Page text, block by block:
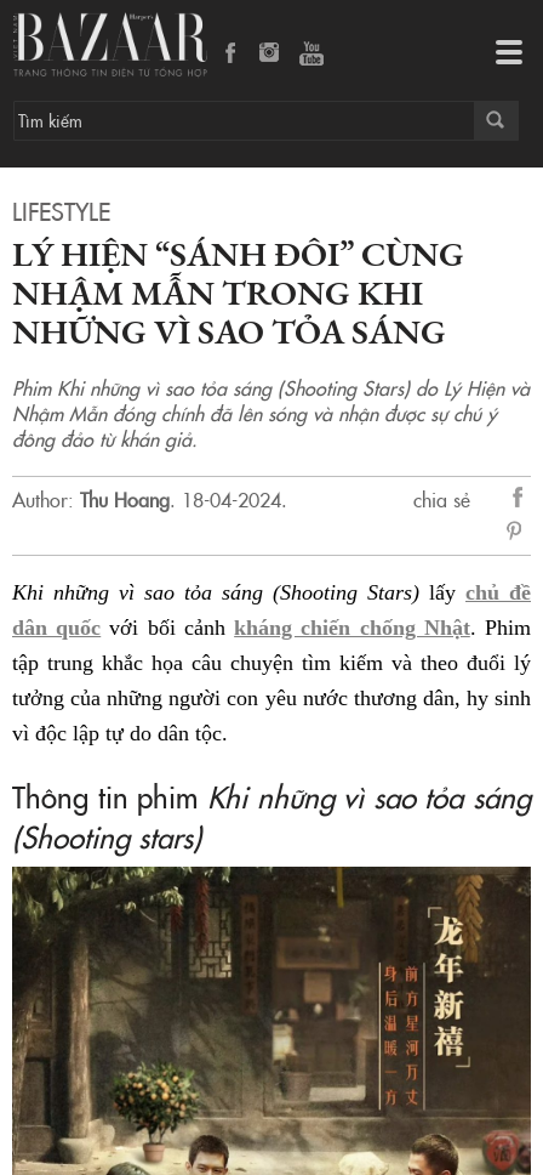
LIFESTYLE
LÝ HIỆN “SÁNH ĐÔI” CÙNG
NHẬM MẪN TRONG KHI
NHỮNG VÌ SAO TỎA SÁNG
Phim Khi những vì sao tỏa sáng (Shooting Stars) do Lý Hiện và
Nhậm Mẫn đóng chính đã lên sóng và nhận được sự chú ý
đông đảo từ khán giả.
Author: Thu Hoang. 18-04-2024.
chia sẻ
sẻ
Khi những vì sao tỏa sáng (Shooting Stars) lấy chủ đề
dân quốc với bối cảnhkháng chiến chống Nhật. Phim
tập trung khắc họa câu chuyện tìm kiếm và theo đuổi lý
tưởng của những người con yêu nước thương dân, hy sinh
vì độc lập tự do dân tộc.
Thông tin phim Khi những vì sao tỏa sáng
(Shooting stars)